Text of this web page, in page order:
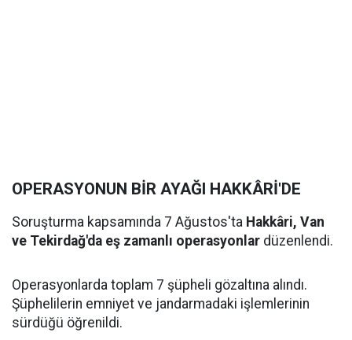
OPERASYONUN BİR AYAĞI HAKKÂRİ'DE
Soruşturma kapsamında 7 Ağustos'ta Hakkâri, Van
ve Tekirdağ'da eş zamanlı operasyonlar düzenlendi.
Operasyonlarda toplam 7 şüpheli gözaltına alındı.
Şüphelilerin emniyet ve jandarmadaki işlemlerinin
sürdüğü öğrenildi.